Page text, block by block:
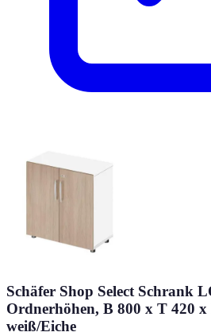
Schäfer Shop Select Schrank
Ordnerhöhen, B 800 x T 420
weiß/Eiche